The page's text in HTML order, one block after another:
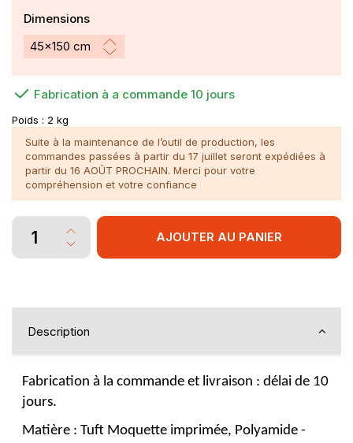
Dimensions
Fabrication à a commande 10 jours
Poids : 2 kg
Suite à la maintenance de l’outil de production, les
commandes passées à partir du 17 juillet seront expédiées à
partir du 16 AOÛT PROCHAIN. Merci pour votre
compréhension et votre confiance
AJOUTER AU PANIER
Description
Fabrication à la commande et livraison : délai de 10
jours.
Matière : Tuft Moquette imprimée, Polyamide -